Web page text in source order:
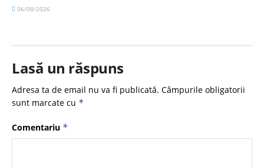
06/08/2026
Lasă un răspuns
Adresa ta de email nu va fi publicată. Câmpurile obligatorii
sunt marcate cu *
Comentariu *